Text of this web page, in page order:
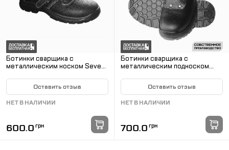
Ботинки сварщика с
металлическим носком Seven
Оставить отзыв
НЕТ В НАЛИЧИИ
600.0 грн
Ботинки сварщика с
металлическим подноском
Оставить отзыв
НЕТ В НАЛИЧИИ
700.0 грн